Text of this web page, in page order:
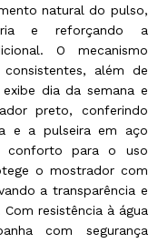
natural do pulso,
e reforçando a
O mecanismo
além de
dia da semana e
preto, conferindo
e a pulseira em aço
conforto para o uso
o mostrador com
a transparência e
resistência à água
com segurança